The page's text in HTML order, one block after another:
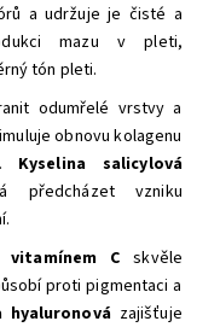
a udržuje je čisté a
mazu v pleti,
tón pleti.
odumřelé vrstvy a
obnovu kolagenu
Kyselina salicylová
předcházet vzniku
vitamínem C skvěle
proti pigmentaci a
hyaluronovázajišťuje